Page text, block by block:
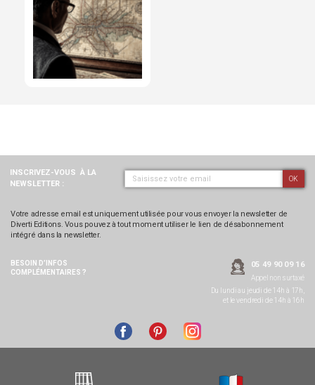
INSCRIVEZ-VOUS À LA
NEWSLETTER :
OK
Votre adresse email est uniquement utilisée pour vous envoyer la newsletter de
Diverti Editions. Vous pouvez à tout moment utiliser le lien de désabonnement
intégré dans la newsletter.
BESOIN D’INFOS
COMPLÉMENTAIRES ?
05 49 90 09 16
Appel non surtaxé
Du lundi au jeudi de 14h à 17h,
et le vendredi de 14h à 16h